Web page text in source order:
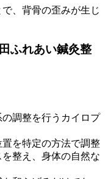
、背骨の歪みが生じ
ふれあい鍼灸整
調整を行うカイロプ
を特定の方法で調整
整え、身体の自然な